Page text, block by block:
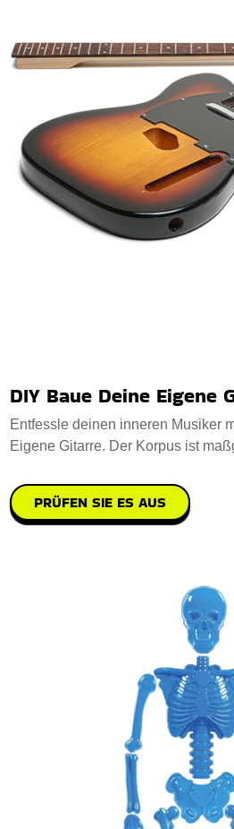
DIY Baue Deine Eigene
Entfessle deinen inneren Musiker
Eigene Gitarre. Der Korpus ist
PRÜFEN SIE ES AUS